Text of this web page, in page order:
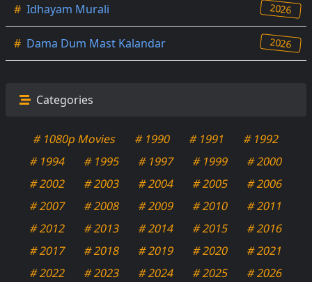
# Idhayam Murali 2026
# Dama Dum Mast Kalandar 2026
Categories
# 1080p Movies # 1990 # 1991
# 1992
# 1994
# 1995 # 1997 # 1999
# 2000
# 2002
# 2003 # 2004 # 2005
# 2006
# 2007
# 2008 # 2009 # 2010
# 2011
# 2012
# 2013 # 2014 # 2015
# 2016
# 2017
# 2018 # 2019 # 2020
# 2021
# 2022
# 2023 # 2024 # 2025
# 2026